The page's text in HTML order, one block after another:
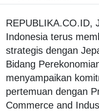
REPUBLIKA.CO.ID,
Indonesia terus
strategis dengan
Bidang
menyampaikan
pertemuan dengan
Commerce and